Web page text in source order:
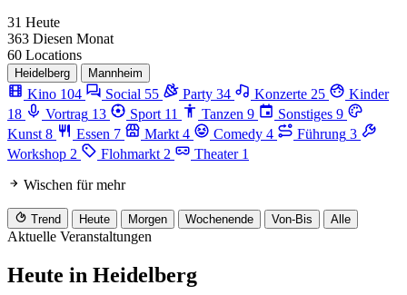
31 Heute
363 Diesen Monat
60 Locations
Heidelberg Mannheim
Kino 104 Social 55 Party 34 Konzerte 25
Kinder
18
Vortrag 13 Sport 11 Tanzen 9 Sonstiges 9
Kunst 8 Essen 7 Markt 4 Comedy 4 Führung 3
Workshop 2 Flohmarkt 2 Theater 1
Wischen für mehr
Trend Heute Morgen Wochenende Von-Bis Alle
Aktuelle Veranstaltungen
Heute in Heidelberg